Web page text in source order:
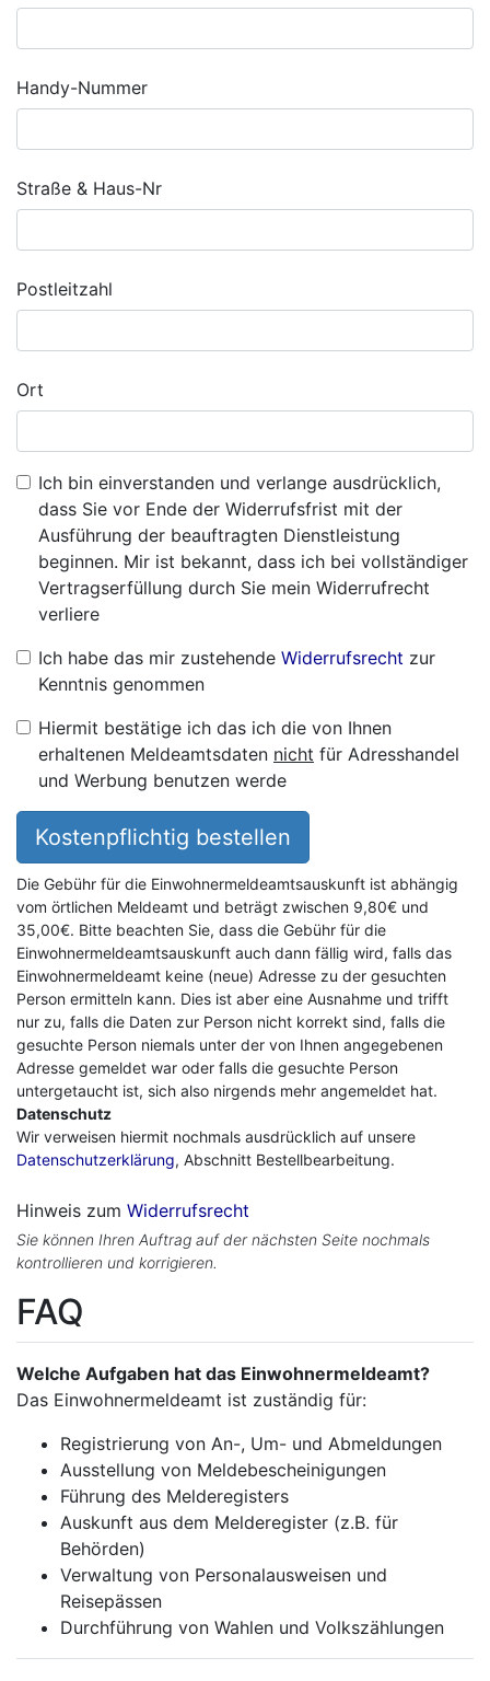
Handy-Nummer
Straße & Haus-Nr
Postleitzahl
Ort
Ich bin einverstanden und verlange ausdrücklich,
dass Sie vor Ende der Widerrufsfrist mit der
Ausführung der beauftragten Dienstleistung
beginnen. Mir ist bekannt, dass ich bei vollständiger
Vertragserfüllung durch Sie mein Widerrufrecht
verliere
Ich habe das mir zustehende Widerrufsrecht zur
Kenntnis genommen
Hiermit bestätige ich das ich die von Ihnen
erhaltenen Meldeamtsdaten nicht für Adresshandel
und Werbung benutzen werde
Kostenpflichtig bestellen
Die Gebühr für die Einwohnermeldeamtsauskunft ist abhängig
vom örtlichen Meldeamt und beträgt zwischen 9,80€ und
35,00€. Bitte beachten Sie, dass die Gebühr für die
Einwohnermeldeamtsauskunft auch dann fällig wird, falls das
Einwohnermeldeamt keine (neue) Adresse zu der gesuchten
Person ermitteln kann. Dies ist aber eine Ausnahme und trifft
nur zu, falls die Daten zur Person nicht korrekt sind, falls die
gesuchte Person niemals unter der von Ihnen angegebenen
Adresse gemeldet war oder falls die gesuchte Person
untergetaucht ist, sich also nirgends mehr angemeldet hat.
Datenschutz
Wir verweisen hiermit nochmals ausdrücklich auf unsere
Datenschutzerklärung, Abschnitt Bestellbearbeitung.
Hinweis zum Widerrufsrecht
Sie können Ihren Auftrag auf der nächsten Seite nochmals
kontrollieren und korrigieren.
FAQ
Welche Aufgaben hat das Einwohnermeldeamt?
Das Einwohnermeldeamt ist zuständig für:
Registrierung von An-, Um- und Abmeldungen
Ausstellung von Meldebescheinigungen
Führung des Melderegisters
Auskunft aus dem Melderegister (z.B. für
Behörden)
Verwaltung von Personalausweisen und
Reisepässen
Durchführung von Wahlen und Volkszählungen